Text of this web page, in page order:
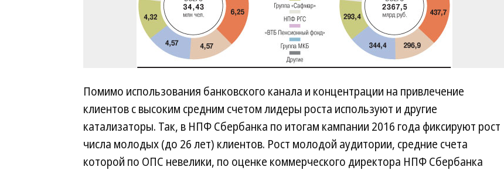
Помимо использования банковского канала и концентрации на привлечение
клиентов с высоким средним счетом лидеры роста используют и другие
катализаторы. Так, в НПФ Сбербанка по итогам кампании 2016 года фиксируют рост
числа молодых (до 26 лет) клиентов. Рост молодой аудитории, средние счета
которой по ОПС невелики, по оценке коммерческого директора НПФ Сбербанка